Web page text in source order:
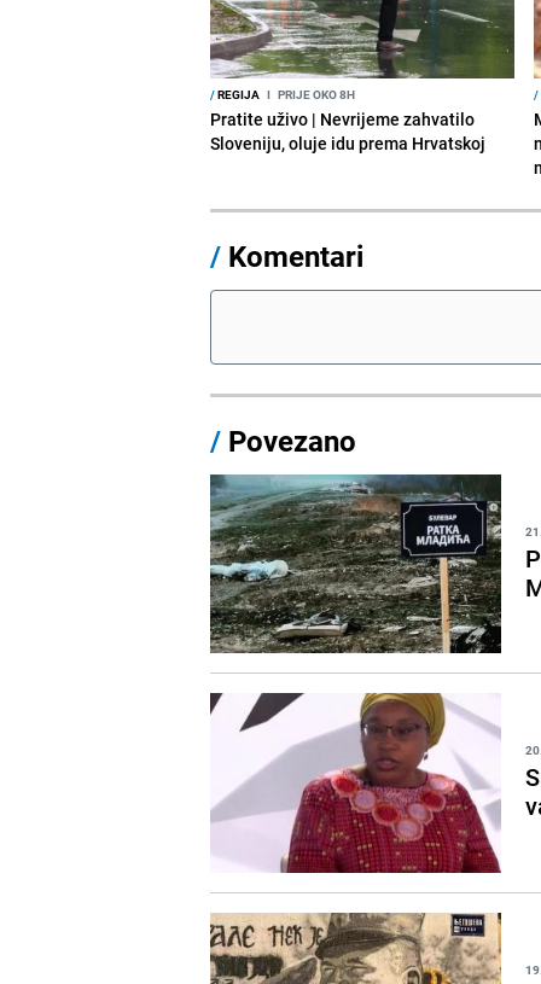
/REGIJA I PRIJE OKO 8H
Pratite uživo | Nevrijeme zahvatilo
Sloveniju, oluje idu prema Hrvatskoj
/
/ Komentari
/ Povezano